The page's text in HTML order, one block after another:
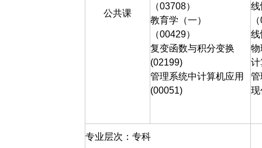
公共课
（03708）
教育学（一）
（00429）
复变函数与积分变换
(02199)
管理系统中计算机应用
(00051)
线
（
线
物
计
管
现
专业层次：专科